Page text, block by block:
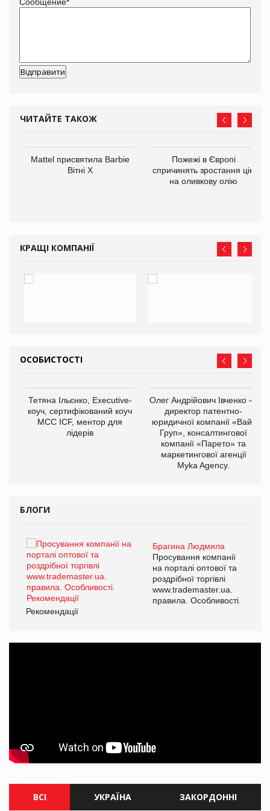
ЧИТАЙТЕ ТАКОЖ
Mattel присвятила Barbie
Вітні Х
Пожежі в Європі
спричинять зростання цін
на оливкову олію
КРАЩІ КОМПАНІЇ
ОСОБИСТОСТІ
Тетяна Ільєнко, Executive-
коуч, сертифікований коуч
МСС ICF, ментор для
лідерів
Олег Андрійович Івченко —
директор патентно-
юридичної компанії «Вайз
Груп», консалтингової
компанії «Парето» та
маркетингової агенції
Myka Agency.
БЛОГИ
Брагина Людмила
Просування компанії
на порталі оптової та
роздрібної торгівлі
www.trademaster.ua.
правила. Особливості.
Рекомендації
ВСІ УКРАЇНА ЗАКОРДОННІ